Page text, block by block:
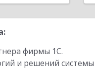
фирмы 1С.
и решений